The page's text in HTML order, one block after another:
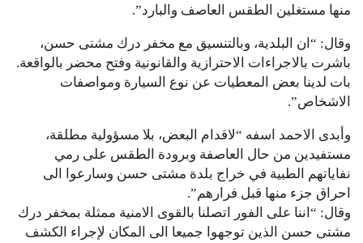
منها مستغلين الطقس العاصف والبارد”.
وقال: “ان البلدية، وبالتنسيق مع مخفر درك مشتى حسن،
باشرت بالاجراءات الاحترازية والقانونية وفتح محضر بالواقعة.
بات لدينا بعض المعطيات عن نوع السيارة ومواصفات
الاشخاص”.
وأبدى الاحمد اسفه “لاقدام البعض، بلا مسؤولية مطلقة،
مستفيدين من حال العاصفة وبرودة الطقس على رمي
نفاياتهم الطبية في خراج بلدة مشتى حسن وسارعوا الى
احراق جزء منها قبل فرارهم”.
وقال: “اننا على الفور اتصلنا بالقوى الامنية ممثلة بمخفر درك
مشتى حسن الذين توجهوا جميعا الى المكان لإجراء الكشف